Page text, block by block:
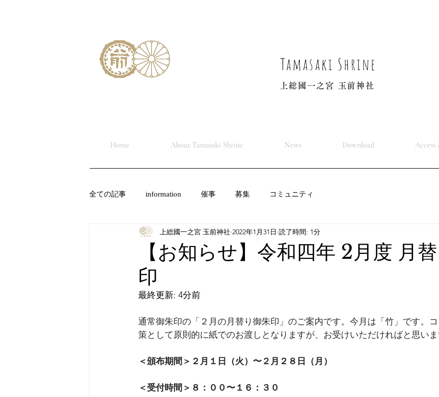
Tamasaki Shrine
上総國一之宮 玉前神社
Home About Tamasaki Shrine News Download
全ての記事 information 催事 募集 コミュニティ
【お知らせ】令和四年 2月度 月
印
上総國一之宮 玉前神社 2022年1月31日 読了時間: 1分
最終更新: 4分前
通常御朱印の「２月の月替り御朱印」のご案内です。今月は「竹」です。
策として原則的に紙でのお渡しとなりますが、お受けいただければと思いま
＜頒布期間＞２月１日（火）〜２月２８日（月）
＜受付時間＞８：００〜１６：３０⁠